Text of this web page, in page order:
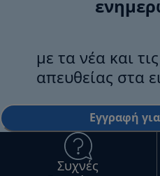
με τα νέα και
απευθείας στα
Εγγραφή
Συχνές